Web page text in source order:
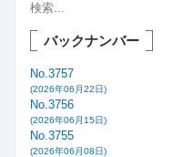
バックナンバー
No.3757
(2026年06月22日)
No.3756
(2026年06月15日)
No.3755
(2026年06月08日)